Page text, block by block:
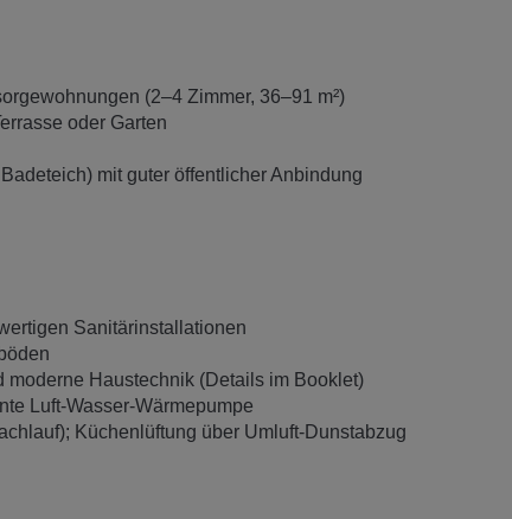
(2–4 Zimmer, 36–91 m²)
oder Garten
mit guter öffentlicher Anbindung
Sanitärinstallationen
moderne Haustechnik (Details im Booklet)
Luft‑Wasser‑Wärmepumpe
Küchenlüftung über Umluft‑Dunstabzug